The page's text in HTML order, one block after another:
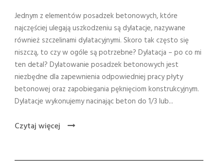
Jednym z elementów posadzek betonowych, które
najczęściej ulegają uszkodzeniu są dylatacje, nazywane
również szczelinami dylatacyjnymi. Skoro tak często się
niszczą, to czy w ogóle są potrzebne? Dylatacja – po co mi
ten detal? Dylatowanie posadzek betonowych jest
niezbędne dla zapewnienia odpowiedniej pracy płyty
betonowej oraz zapobiegania pęknięciom konstrukcyjnym.
Dylatacje wykonujemy nacinając beton do 1/3 lub...
Czytaj więcej